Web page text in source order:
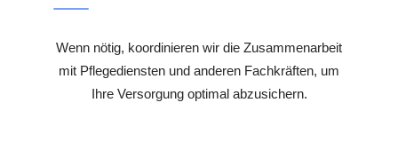
Wenn nötig, koordinieren wir die Zusammenarbeit
mit Pflegediensten und anderen Fachkräften, um
Ihre Versorgung optimal abzusichern.